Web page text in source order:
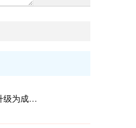
临床路径2.0：在DRG/DIP时代，将“标准路径”从静态文档，升级为成本与质量的动态“驾驶舱”